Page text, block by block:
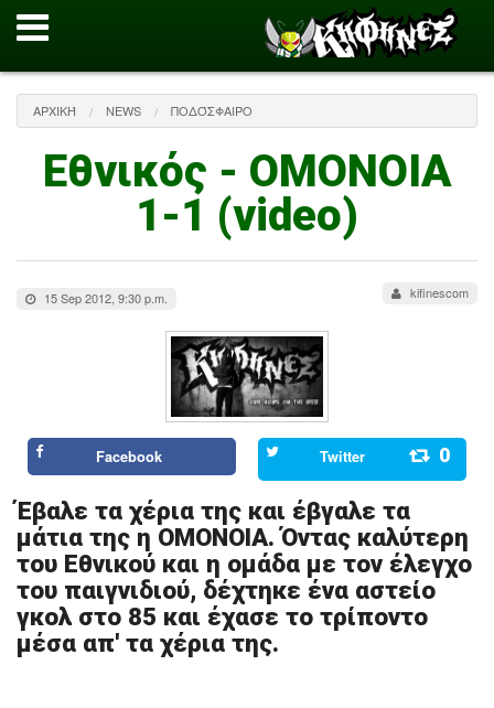
ΑΡΧΙΚΉ NEWS ΠΟΔΌΣΦΑΙΡΟ
Εθνικός - ΟΜΟΝΟΙΑ
1-1 (video)
15 Sep 2012, 9:30 p.m. kifinescom
Facebook Twitter 0
Έβαλε τα χέρια της και έβγαλε τα
μάτια της η ΟΜΟΝΟΙΑ. Όντας καλύτερη
του Εθνικού και η ομάδα με τον έλεγχο
του παιγνιδιού, δέχτηκε ένα αστείο
γκολ στο 85 και έχασε το τρίποντο
μέσα απ' τα χέρια της.